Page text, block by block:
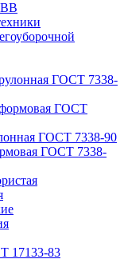
ГОСТ 7338-
ГОСТ
ГОСТ 7338-90
ГОСТ 7338-
17133-83